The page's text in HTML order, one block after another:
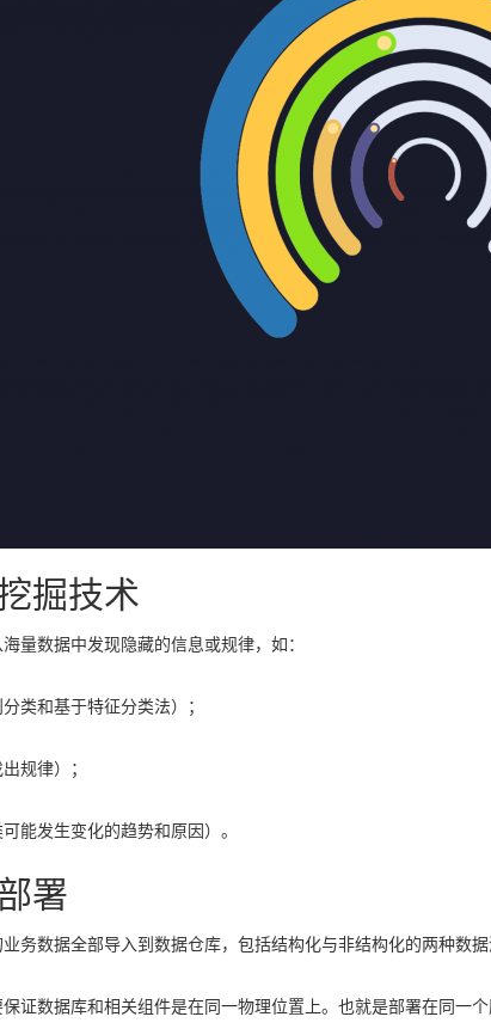
掘技术
量数据中发现隐藏的信息或规律，如：
类和基于特征分类法）；
规律）；
能发生变化的趋势和原因）。
署
务数据全部导入到数据仓库，包括结构化与非结构化的两种数
证数据库和相关组件是在同一物理位置上。也就是部署在同一个